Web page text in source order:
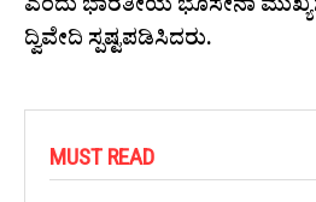
ಎಂದು ಭಾರತೀಯ ಭೂಸೇನಾ
ದ್ವಿವೇದಿ ಸ್ಪಷ್ಟಪಡಿಸಿದರು.
MUST READ